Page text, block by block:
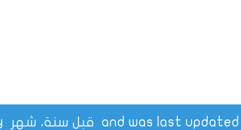
قبل سنة، شهر